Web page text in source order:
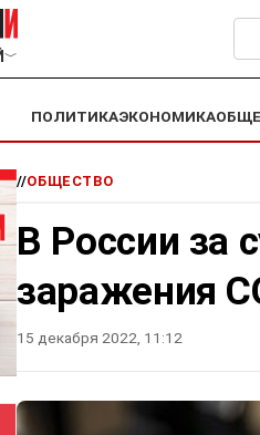
﹀
ПОЛИТИКАЭКОНОМИКА
//ОБЩЕСТВО
В России за
заражения
15 декабря 2022, 11:12